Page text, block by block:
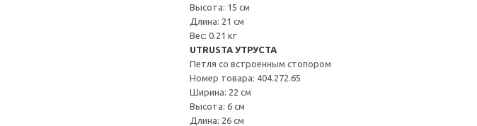
Высота: 15 см
Длина: 21 см
Вес: 0.21 кг
UTRUSTA УТРУСТА
Петля со встроенным стопором
Номер товара: 404.272.65
Ширина: 22 см
Высота: 6 см
Длина: 26 см